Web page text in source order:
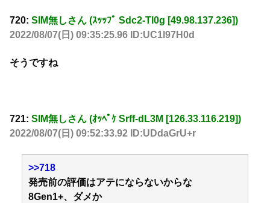
720: SIM無しさん (ｽｯｯﾌﾟ Sdc2-Tl0g [49.98.137.236])
2022/08/07(日) 09:35:25.96 ID:UC1l97H0d
そうですね
721: SIM無しさん (ｵｯﾍﾟｹ Srff-dL3M [126.33.116.219])
2022/08/07(日) 09:52:33.92 ID:UDdaGrU+r
>>718
発売前の評価はアテにならないからな
8Gen1+、ダメか